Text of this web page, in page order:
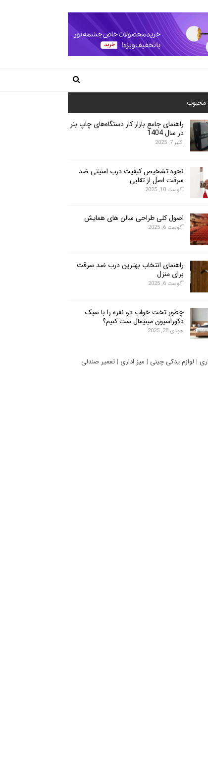
راهنمای جامع بازار کار دستگاه‌های چاپ بنر
در سال 1404
اکتبر 7, 2025
نحوه تشخیص کیفیت درب امنیتی ضد
سرقت اصل از تقلبی
آگوست 10, 2025
اصول کلی طراحی سالن های همایش
آگوست 6, 2025
راهنمای انتخاب بهترین درب ضد سرقت
برای منزل
آگوست 6, 2025
چطور تخت خواب دو نفره را با سبک
دکوراسیون مینیمال ست کنیم؟
جولای 28, 2025
| لوازم یدکی چینی | میز اداری | تعمیر صندلی